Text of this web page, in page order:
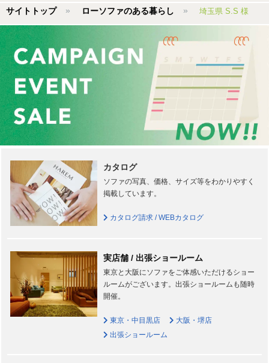
サイトトップ ローソファのある暮らし 埼玉県 S.S 様
カタログ
ソファの写真、価格、サイズ等をわかりやすく
掲載しています。
カタログ請求 / WEBカタログ
実店舗 / 出張ショールーム
東京と大阪にソファをご体感いただけるショー
ルームがございます。出張ショールームも随時
開催。
東京・中目黒店
大阪・堺店
出張ショールーム